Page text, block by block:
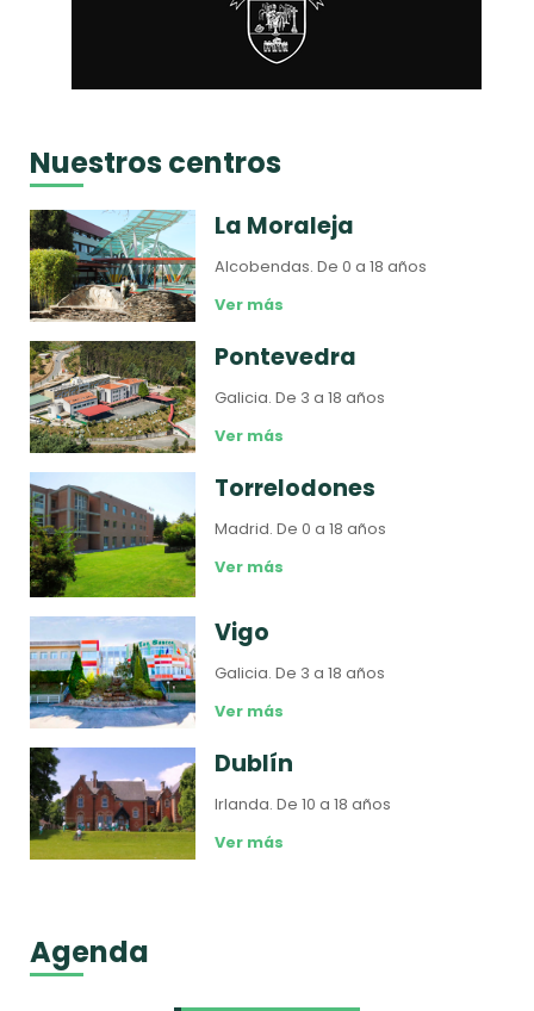
Nuestros centros
La Moraleja
Alcobendas.De 0 a 18 años
Ver más
Pontevedra
Galicia.De 3 a 18 años
Ver más
Torrelodones
Madrid.De 0 a 18 años
Ver más
Vigo
Galicia.De 3 a 18 años
Ver más
Dublín
Irlanda.De 10 a 18 años
Ver más
Agenda